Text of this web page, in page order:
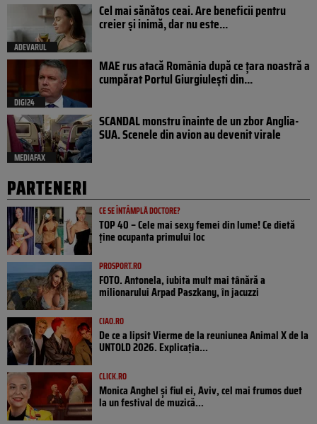
ADEVARUL
Cel mai sănătos ceai. Are beneficii pentru
creier și inimă, dar nu este...
DIGI24
MAE rus atacă România după ce țara noastră a
cumpărat Portul Giurgiulești din...
MEDIAFAX
SCANDAL monstru înainte de un zbor Anglia-
SUA. Scenele din avion au devenit virale
PARTENERI
CE SE ÎNTÂMPLĂ DOCTORE?
TOP 40 – Cele mai sexy femei din lume! Ce dietă
ține ocupanta primului loc
PROSPORT.RO
FOTO. Antonela, iubita mult mai tânără a
milionarului Arpad Paszkany, în jacuzzi
CIAO.RO
De ce a lipsit Vierme de la reuniunea Animal X de la
UNTOLD 2026. Explicația...
CLICK.RO
Monica Anghel și fiul ei, Aviv, cel mai frumos duet
la un festival de muzică...